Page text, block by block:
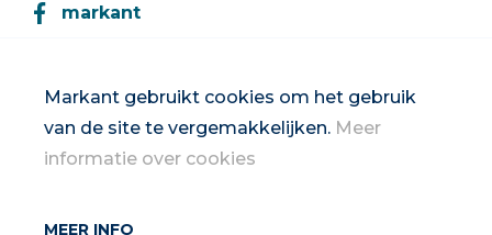
Markant gebruikt cookies om het gebruik
van de site te vergemakkelijken. Meer
informatie over cookies
MEER INFO
markant
Inschrijven op de nieuwsbrief